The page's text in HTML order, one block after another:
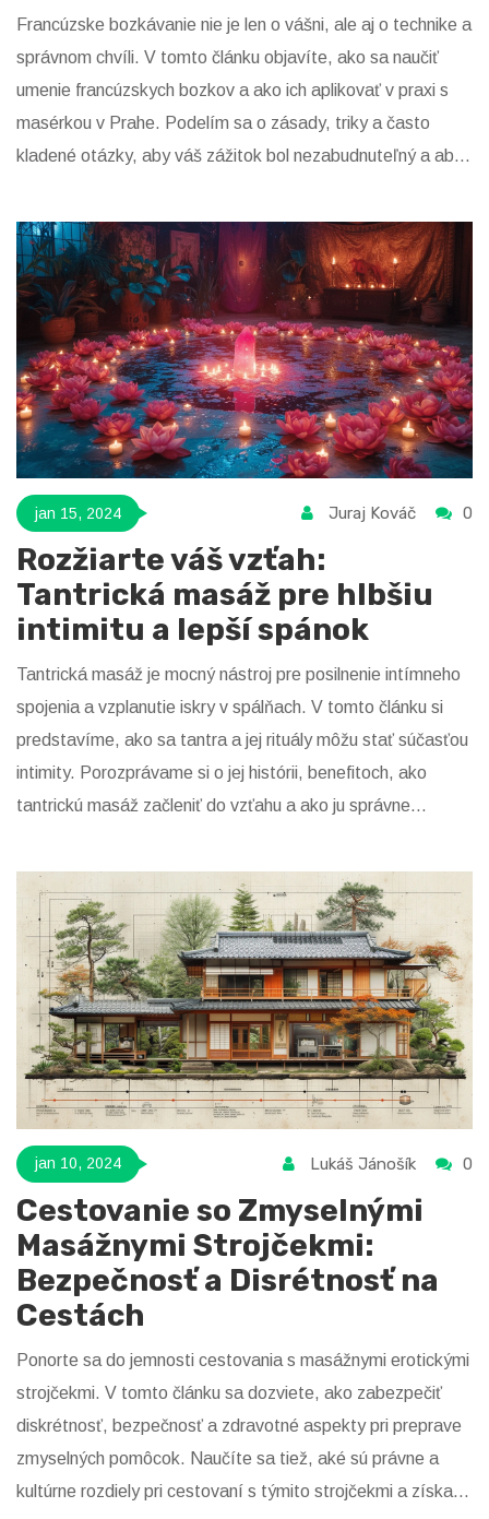
Francúzske bozkávanie nie je len o vášni, ale aj o technike a
správnom chvíli. V tomto článku objavíte, ako sa naučiť
umenie francúzskych bozkov a ako ich aplikovať v praxi s
masérkou v Prahe. Podelím sa o zásady, triky a často
kladené otázky, aby váš zážitok bol nezabudnuteľný a aby
alebo skúsený bozkávač, tento sprievodca vám pomôže
zdokonaliť vaše techniky a priviesť váš romatický zážitok na
novú úroveň.
jan 15, 2024 Juraj Kováč 0
Rozžiarte váš vzťah:
Tantrická masáž pre hlbšiu
intimitu a lepší spánok
Tantrická masáž je mocný nástroj pre posilnenie intímneho
spojenia a vzplanutie iskry v spálňach. V tomto článku si
predstavíme, ako sa tantra a jej rituály môžu stať súčasťou
intimity. Porozprávame si o jej histórii, benefitoch, ako
tantrickú masáž začleniť do vzťahu a ako ju správne
každodennom živote a v zlepšovaní spánku.
jan 10, 2024 Lukáš Jánošík 0
Cestovanie so Zmyselnými
Masážnymi Strojčekmi:
Bezpečnosť a Disrétnosť na
Cestách
Ponorte sa do jemnosti cestovania s masážnymi erotickými
strojčekmi. V tomto článku sa dozviete, ako zabezpečiť
diskrétnosť, bezpečnosť a zdravotné aspekty pri preprave
zmyselných pomôcok. Naučíte sa tiež, aké sú právne a
kultúrne rozdiely pri cestovaní s týmito strojčekmi a získate